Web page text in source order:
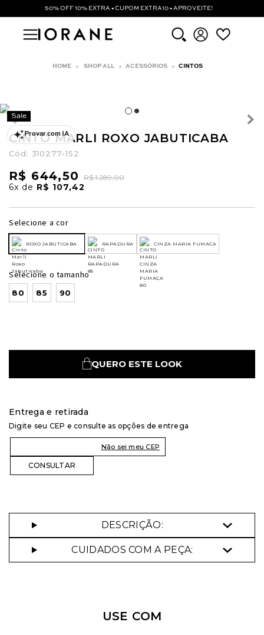
50% OFF 10% EXTRA • CUPOM EXTRA10 • APROVEITE!
SHOP ALL ACESSÓRIOS CINTOS
Provar com IA
Sale
CINTO MARLI ROXO JABUTICABA
Cód: 310277-152
R$ 644,50 R$ 1.289,00
6x de R$ 107,42
Selecione a cor
ROXO JABUTICABA RAPADURA CINZA MARIA FUMACA
Selecione o tamanho
80 85 90
QUERO ESTE LOOK
Entrega e retirada
Digite seu CEP e consulte as opções de entrega
Não sei meu CEP
DESCRIÇÃO:
CUIDADOS COM A PEÇA:
USE COM